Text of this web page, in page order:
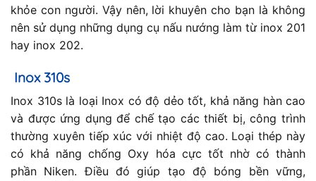
khỏe con người. Vậy nên, lời khuyên cho bạn là không
nên sử dụng những dụng cụ nấu nướng làm từ inox 201
hay inox 202.
Inox 310s
Inox 310s là loại Inox có độ dẻo tốt, khả năng hàn cao
và được ứng dụng để chế tạo các thiết bị, công trình
thường xuyên tiếp xúc với nhiệt độ cao. Loại thép này
có khả năng chống Oxy hóa cực tốt nhờ có thành
phần Niken. Điều đó giúp tạo độ bóng bền vững,